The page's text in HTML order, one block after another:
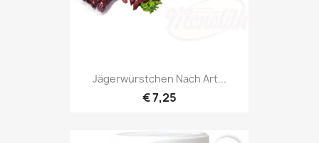
Jägerwürstchen Nach Art...
€ 7,25